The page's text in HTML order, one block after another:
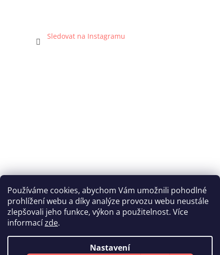
Používáme cookies, abychom Vám umožnili pohodlné
prohlížení webu a díky analýze provozu webu neustále
zlepšovali jeho funkce, výkon a použitelnost. Více
informacízde.
Nastavení
Sledovat na Instagramu
Katka Hromasová Foto
Vytvořil Shoptet